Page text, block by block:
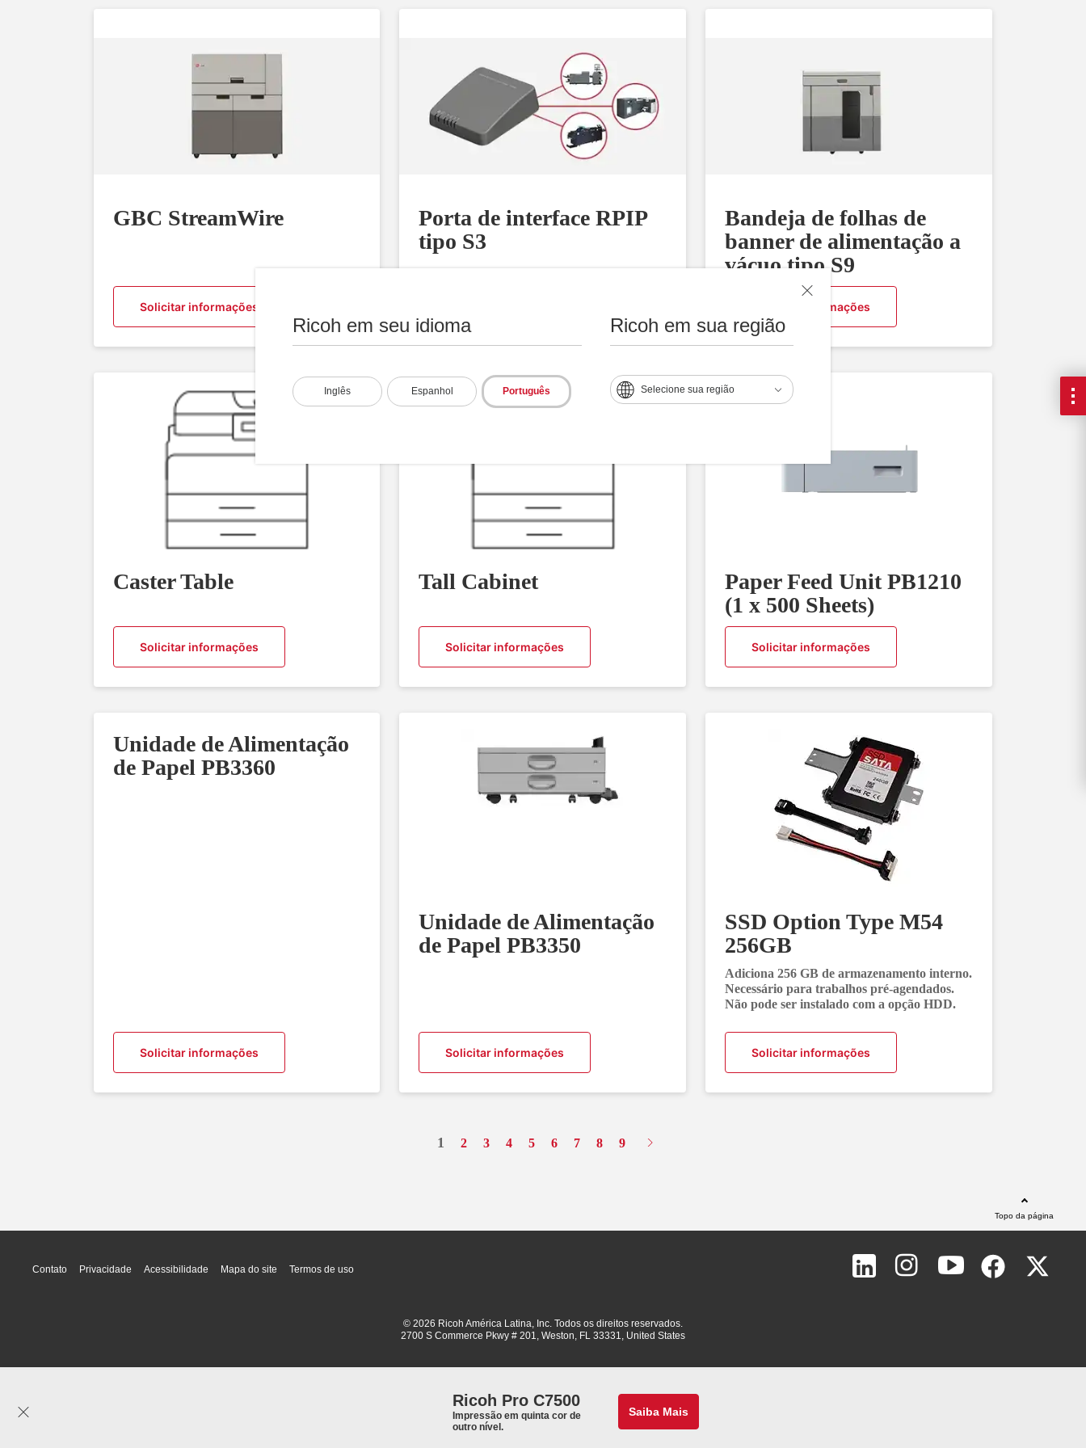
Ricoh em seu idioma
Inglês Espanhol Português
Ricoh em sua região
Selecione sua região
GBC StreamWire
Solicitar informações
Porta de interface RPIP
tipo S3
Bandeja de folhas de
banner de alimentação a
vácuo tipo S9
Solicitar informações
Caster Table
Solicitar informações
Tall Cabinet
Solicitar informações
Paper Feed Unit PB1210
(1 x 500 Sheets)
Solicitar informações
Unidade de Alimentação
de Papel PB3360
Solicitar informações
Unidade de Alimentação
de Papel PB3350
Solicitar informações
SSD Option Type M54
256GB
Adiciona 256 GB de armazenamento interno.
Necessário para trabalhos pré-agendados.
Não pode ser instalado com a opção HDD.
Solicitar informações
1 2 3 4 5 6 7 8 9
Ricoh Pro C7500
Impressão em quinta cor de
outro nível.
Saiba Mais
Topo da página
Contato Privacidade Acessibilidade Mapa do site Termos de uso
© 2026 Ricoh América Latina, Inc. Todos os direitos reservados.
2700 S Commerce Pkwy # 201, Weston, FL 33331, United States